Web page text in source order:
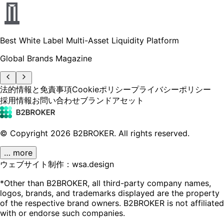
Best White Label Multi-Asset Liquidity Platform
Global Brands Magazine
法的情報と免責事項Cookieポリシープライバシーポリシー
採用情報お問い合わせブランドアセット
© Copyright 2026 B2BROKER. All rights reserved.
… more
ウェブサイト制作：wsa.design
*Other than B2BROKER, all third-party company names,
logos, brands, and trademarks displayed are the property
of the respective brand owners. B2BROKER is not affiliated
with or endorse such companies.